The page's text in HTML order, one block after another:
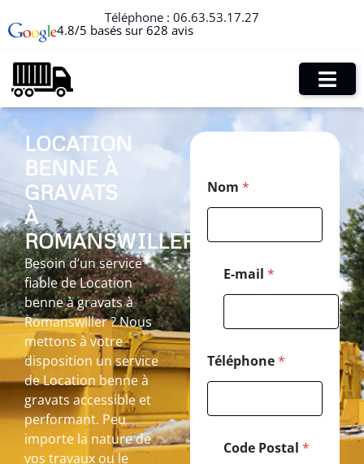
Téléphone : 06.63.53.17.27
4.8/5 basés sur 628 avis
LOCATION
BENNE À
GRAVATS
À
ROMANSWILLER
Besoin d’un service
fiable de Location
benne à gravats à
Romanswiller ? Nous
mettons à votre
disposition un service
de Location benne à
gravats accessible et
performant. Peu
importe la nature de
vos travaux ou le
*
M
s
Nom *
E-mail *
Téléphone*
Code Postal *